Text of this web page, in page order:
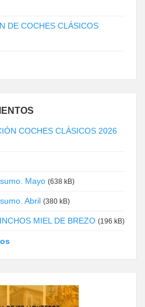
DE COCHES CLÁSICOS
COCHES CLÁSICOS 2026
Mayo (638 kB)
Abril (380 kB)
MIEL DE BREZO (196 kB)